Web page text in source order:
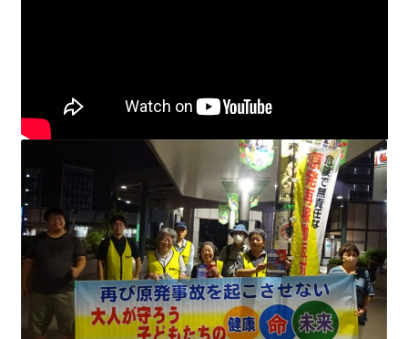
2023.3.12 第12回原発ゼロへのカウントダウンinかわ
さき集会
2023.6.25（日）映画「原発をとめた裁判長 そして
原発をとめる農家たち」上映会を開催
2023.10.8 原発ゼロへのカウントダウンinかわさき
講演会開催
2024.3.10第13回原発ゼロへのカウントダウンinかわさ